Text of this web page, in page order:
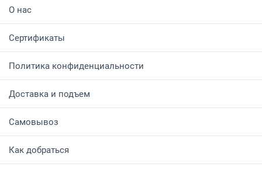
О нас
Сертификаты
Политика конфиденциальности
Доставка и подъем
Самовывоз
Как добраться